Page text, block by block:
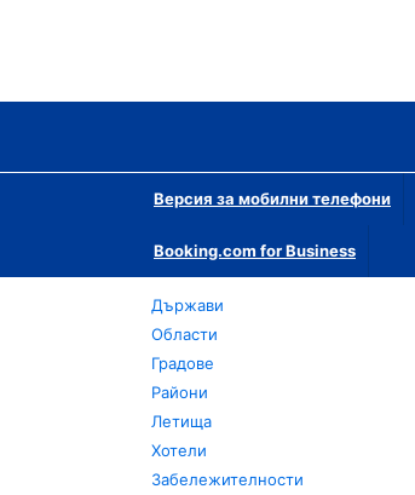
Версия за мобилни телефони
Booking.com for Business
Държави
Области
Градове
Райони
Летища
Хотели
Забележителности